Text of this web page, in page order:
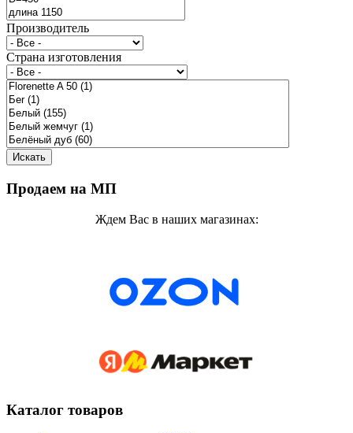
Производитель
Страна изготовления
Продаем на МП
Ждем Вас в наших магазинах:
Каталог товаров